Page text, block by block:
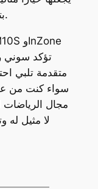
بتقنية متطورة دون إنفاق مبالغ كبيرة.
متقدمة تلبي
سواء كنت من
مجال الرياضات
لا مثيل له